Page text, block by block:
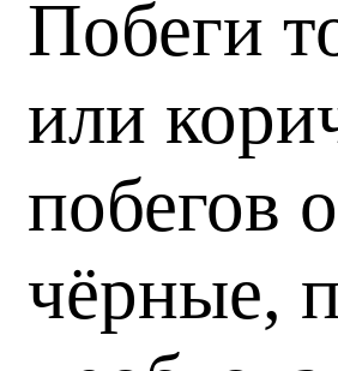
Побеги
или
побегов
чёрные,